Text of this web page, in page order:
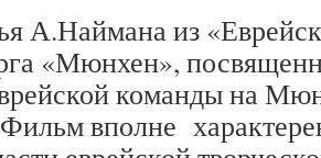
А.Наймана из
«Мюнхен»,
команды на
Фильм вполне